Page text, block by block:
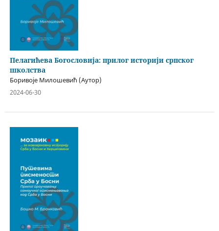
Пелагићева Богословија: прилог историји српског
школства
Боривоје Милошевић (Аутор)
2024-06-30